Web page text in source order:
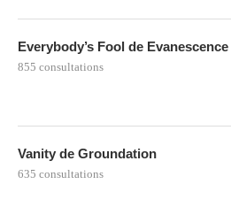
Everybody’s Fool de Evanescence
855 consultations
Vanity de Groundation
635 consultations